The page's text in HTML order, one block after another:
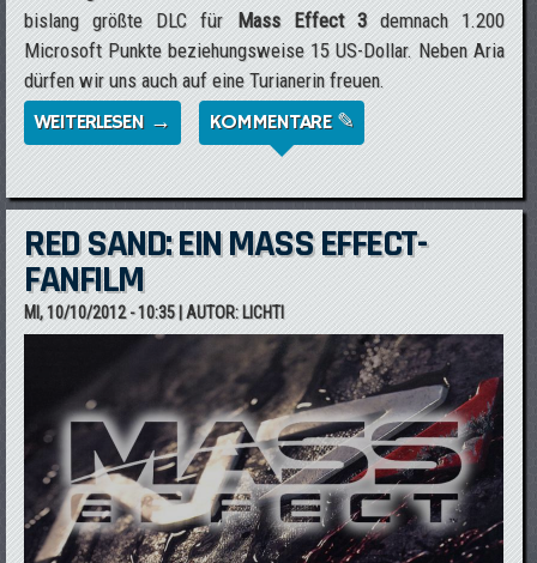
bislang größte DLC fürMass Effect 3demnach 1.200
Microsoft Punkte beziehungsweise 15 US-Dollar. Neben Aria
dürfen wir uns auch auf eine Turianerin freuen.
WEITERLESEN → ÜBER *UPDATE2* OMEGA DLC FÜR MASS
EFFECT 3 ERSCHEINT AM 27. NOVEMBER
KOMMENTARE ✎
RED SAND: EIN MASS EFFECT-
FANFILM
MI, 10/10/2012 - 10:35| AUTOR: LICHTI